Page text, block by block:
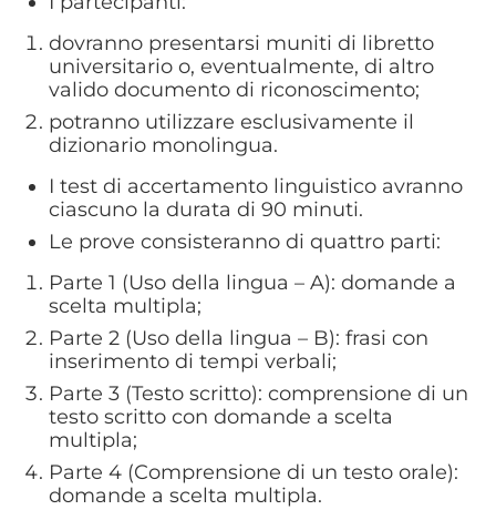
dovranno presentarsi muniti di libretto
universitario o, eventualmente, di altro
valido documento di riconoscimento;
potranno utilizzare esclusivamente il
dizionario monolingua.
I test di accertamento linguistico avranno
ciascuno la durata di 90 minuti.
Le prove consisteranno di quattro parti:
Parte 1 (Uso della lingua – A): domande a
scelta multipla;
Parte 2 (Uso della lingua – B): frasi con
inserimento di tempi verbali;
Parte 3 (Testo scritto): comprensione di un
testo scritto con domande a scelta
multipla;
Parte 4 (Comprensione di un testo orale):
domande a scelta multipla.